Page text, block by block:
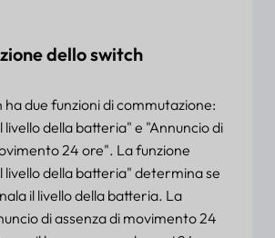
dello switch
ha due funzioni di commutazione:
livello della batteria" e "Annuncio di
24 ore". La funzione
livello della batteria" determina se
il livello della batteria. La
di assenza di movimento 24